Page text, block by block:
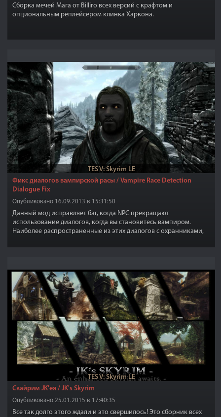
Сборка мечей Мага от Billiro всех версий с крафтом и
опциональным реплейсером клинка Харкона.
TES V: Skyrim LE
Фикс диалогов вампирской расы / Vampire Race Detection
Dialogue Fix
Опубликовано 16.09.2013 в 15:31:50
Данный мод исправляет баг, когда NPC прекращают
использование диалогов, когда вы становитесь вампиром.
Наиболее распространенные из этих диалогов с охранниками,
TES V: Skyrim LE
Скайрим JK'ея / JK's Skyrim
Опубликовано 25.01.2015 в 17:40:35
Все так долго этого ждали и это свершилось! Это сборник всех